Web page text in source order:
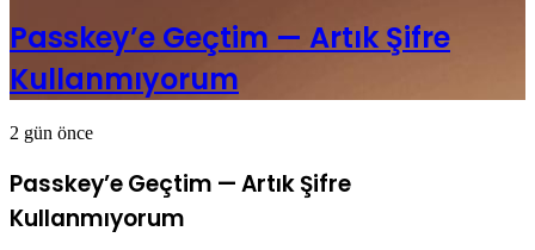
Passkey’e Geçtim — Artık Şifre
Kullanmıyorum
2 gün önce
Passkey’e Geçtim — Artık Şifre
Kullanmıyorum